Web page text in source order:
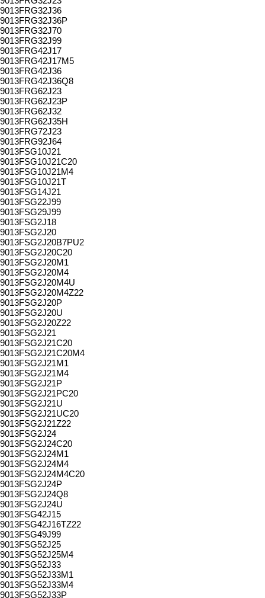
9013FRG32J36
9013FRG32J36P
9013FRG32J70
9013FRG32J99
9013FRG42J17
9013FRG42J17M5
9013FRG42J36
9013FRG42J36Q8
9013FRG62J23
9013FRG62J23P
9013FRG62J32
9013FRG62J35H
9013FRG72J23
9013FRG92J64
9013FSG10J21
9013FSG10J21C20
9013FSG10J21M4
9013FSG10J21T
9013FSG14J21
9013FSG22J99
9013FSG29J99
9013FSG2J18
9013FSG2J20
9013FSG2J20B7PU2
9013FSG2J20C20
9013FSG2J20M1
9013FSG2J20M4
9013FSG2J20M4U
9013FSG2J20M4Z22
9013FSG2J20P
9013FSG2J20U
9013FSG2J20Z22
9013FSG2J21
9013FSG2J21C20
9013FSG2J21C20M4
9013FSG2J21M1
9013FSG2J21M4
9013FSG2J21P
9013FSG2J21PC20
9013FSG2J21U
9013FSG2J21UC20
9013FSG2J21Z22
9013FSG2J24
9013FSG2J24C20
9013FSG2J24M1
9013FSG2J24M4
9013FSG2J24M4C20
9013FSG2J24P
9013FSG2J24Q8
9013FSG2J24U
9013FSG42J15
9013FSG42J16TZ22
9013FSG49J99
9013FSG52J25
9013FSG52J25M4
9013FSG52J33
9013FSG52J33M1
9013FSG52J33M4
9013FSG52J33P